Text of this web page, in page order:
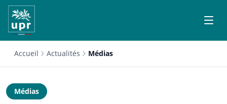
Accueil Actualités Médias
Médias